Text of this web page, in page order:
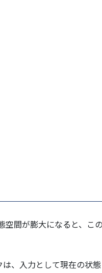
間が膨大になると、こ
は、入力として現在の状